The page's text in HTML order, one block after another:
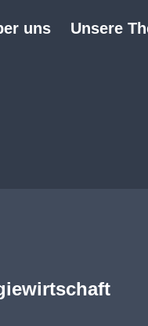
uns Unsere